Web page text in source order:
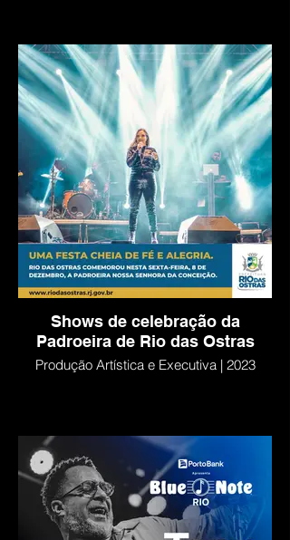
Shows de celebração da
Padroeira de Rio das Ostras
Produção Artística e Executiva | 2023